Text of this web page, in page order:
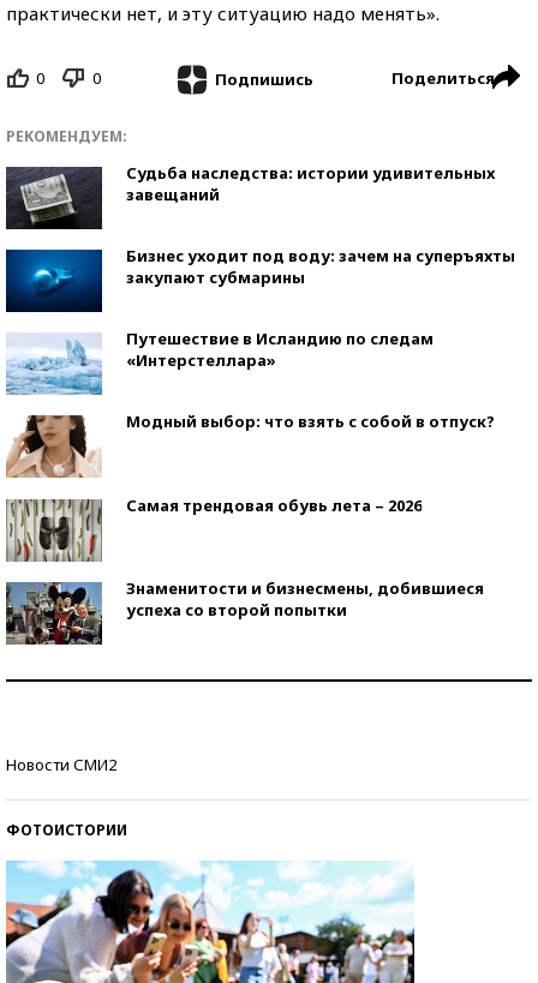
практически нет, и эту ситуацию надо менять».
0 0 Подпишись Поделиться
РЕКОМЕНДУЕМ:
Судьба наследства: истории удивительных
завещаний
Бизнес уходит под воду: зачем на суперъяхты
закупают субмарины
Путешествие в Исландию по следам
«Интерстеллара»
Модный выбор: что взять с собой в отпуск?
Самая трендовая обувь лета – 2026
Знаменитости и бизнесмены, добившиеся
успеха со второй попытки
Новости СМИ2
ФОТОИСТОРИИ